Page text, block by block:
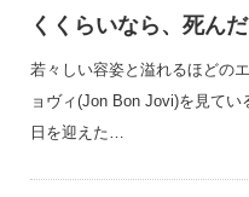
くくらいなら、死ん
若々しい容姿と溢れるほどの
ョヴィ(Jon Bon Jovi)を見て
日を迎えた…